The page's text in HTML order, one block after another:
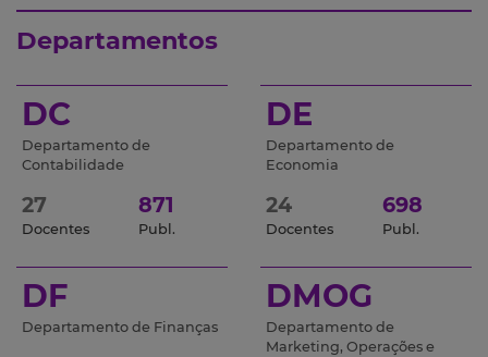
Departamentos
DC
Departamento de
Contabilidade
27
Docentes
871
Publ.
DE
Departamento de
Economia
24
Docentes
698
Publ.
DF
Departamento de Finanças
DMOG
Departamento de
Marketing, Operações e